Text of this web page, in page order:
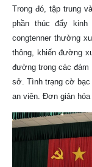
Trong đó, tập trung
phần thúc đẩy
congtenner thường
thông, khiến đường
đường trong các
sở. Tình trạng cờ bạc
an viên. Đơn giản